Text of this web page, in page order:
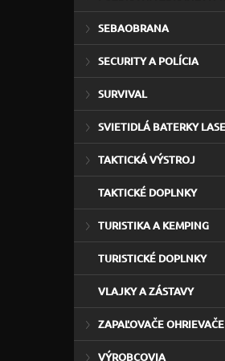
SEBAOBRANA
SECURITY A POLÍCIA
SURVIVAL
SVIETIDLÁ BATERKY
TAKTICKÁ VÝSTROJ
TAKTICKÉ DOPLNKY
TURISTIKA A KEMPING
TURISTICKÉ DOPLNKY
VLAJKY A ZÁSTAVY
ZAPAĽOVAČE
VÝROBCOVIA